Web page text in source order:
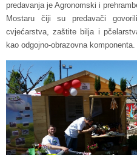
predavanja je Agronomski i
Mostaru čiji su predavači
cvjećarstva, zaštite bilja i
kao odgojno-obrazovna komponenta.